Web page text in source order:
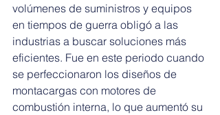
volúmenes de suministros y equipos
en tiempos de guerra obligó a las
industrias a buscar soluciones más
eficientes. Fue en este periodo cuando
se perfeccionaron los diseños de
montacargas con motores de
combustión interna, lo que aumentó su